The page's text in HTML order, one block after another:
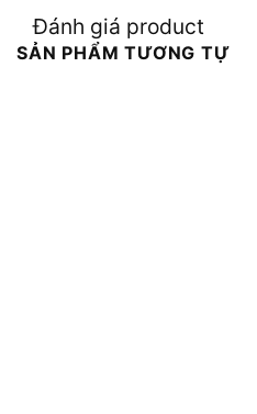
Đánh giá product
SẢN PHẨM TƯƠNG TỰ